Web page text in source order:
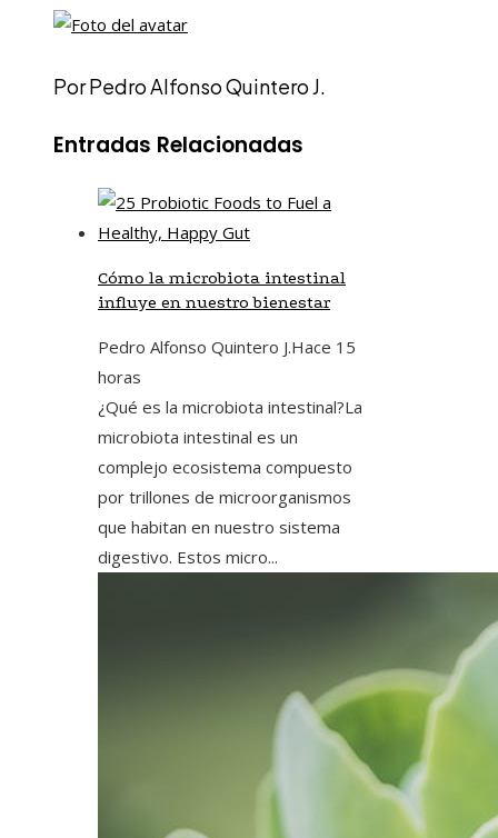
Por Pedro Alfonso Quintero J.
Entradas Relacionadas
Cómo la microbiota intestinal
influye en nuestro bienestar
Pedro Alfonso Quintero J.Hace 15
horas
¿Qué es la microbiota intestinal?La
microbiota intestinal es un
complejo ecosistema compuesto
por trillones de microorganismos
que habitan en nuestro sistema
digestivo. Estos micro...